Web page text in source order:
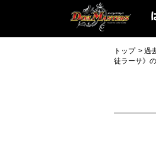
トップ 過
徒ラーサ》